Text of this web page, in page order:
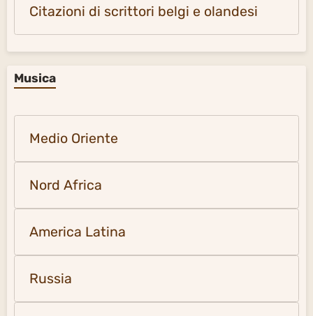
Citazioni di scrittori belgi e olandesi
Musica
Medio Oriente
Nord Africa
America Latina
Russia